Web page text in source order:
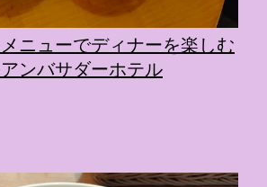
ニューでディナーを楽しむ
ンバサダーホテル